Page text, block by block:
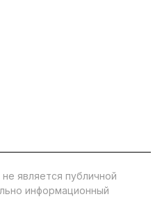
является публичной
информационный